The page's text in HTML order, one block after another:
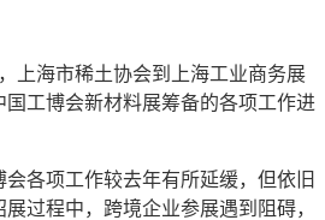
上海市稀土协会到上海工业商务展
国工博会新材料展筹备的各项工作进
各项工作较去年有所延缓，但依旧
过程中，跨境企业参展遇到阻碍，